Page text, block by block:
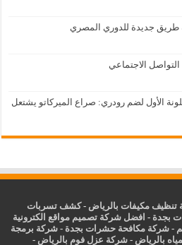
الاجتماعي
الأول لضم رودري: صراع الميركاتو يشتعل
تنظيف مكيفات بالرياض -كشف تسربات
بجدة - افضل شركة تصميم مواقع الكترونية
-شركة مكافحة حشرات بجدة -شركة برمجة
بالرياض -شركة عزل فوم بالرياض -